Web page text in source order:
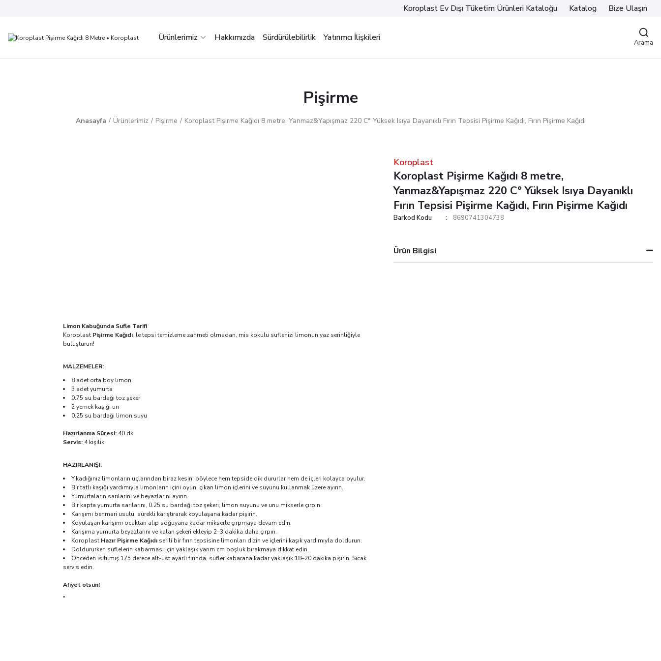
Koroplast Ev Dışı Tüketim Ürünleri Kataloğu Katalog Bize Ulaşın
Ürünlerimiz Hakkımızda Sürdürülebilirlik Yatırımcı İlişkileri Arama
Pişirme
Anasayfa Ürünlerimiz Pişirme Koroplast Pişirme Kağıdı 8 metre, Yanmaz&Yapışmaz 220 C° Yüksek Isıya Dayanıklı Fırın Tepsisi Pişirme Kağıdı, Fırın Pişirme Kağıdı
Koroplast
Koroplast Pişirme Kağıdı 8 metre,
Yanmaz&Yapışmaz 220 C° Yüksek Isıya Dayanıklı
Fırın Tepsisi Pişirme Kağıdı, Fırın Pişirme Kağıdı
Barkod Kodu 8690741304738
Ürün Bilgisi
Limon Kabuğunda Sufle Tarifi
Koroplast Pişirme Kağıdı ile tepsi temizleme zahmeti olmadan, mis kokulu suflenizi limonun yaz serinliğiyle
buluşturun!
MALZEMELER:
8 adet orta boy limon
3 adet yumurta
0.75 su bardağı toz şeker
2 yemek kaşığı un
0.25 su bardağı limon suyu
Hazırlanma Süresi: 40 dk
Servis: 4 kişilik
HAZIRLANIŞI:
Yıkadığınız limonların uçlarından biraz kesin; böylece hem tepside dik dururlar hem de içleri kolayca oyulur.
Bir tatlı kaşığı yardımıyla limonların içini oyun, çıkan limon içlerini ve suyunu kullanmak üzere ayırın.
Yumurtaların sarılarını ve beyazlarını ayırın.
Bir kapta yumurta sarılarını, 0.25 su bardağı toz şekeri, limon suyunu ve unu mikserle çırpın.
Karışımı benmari usulü, sürekli karıştırarak koyulaşana kadar pişirin.
Koyulaşan karışımı ocaktan alıp soğuyana kadar mikserle çırpmaya devam edin.
Karışıma yumurta beyazlarını ve kalan şekeri ekleyip 2–3 dakika daha çırpın.
Koroplast Hazır Pişirme Kağıdı serili bir fırın tepsisine limonları dizin ve içlerini kaşık yardımıyla doldurun.
Doldururken suflelerin kabarması için yaklaşık yarım cm boşluk bırakmaya dikkat edin.
Önceden ısıtılmış 175 derece alt-üst ayarlı fırında, sufler kabarana kadar yaklaşık 18–20 dakika pişirin. Sıcak
servis edin.
Afiyet olsun!
"